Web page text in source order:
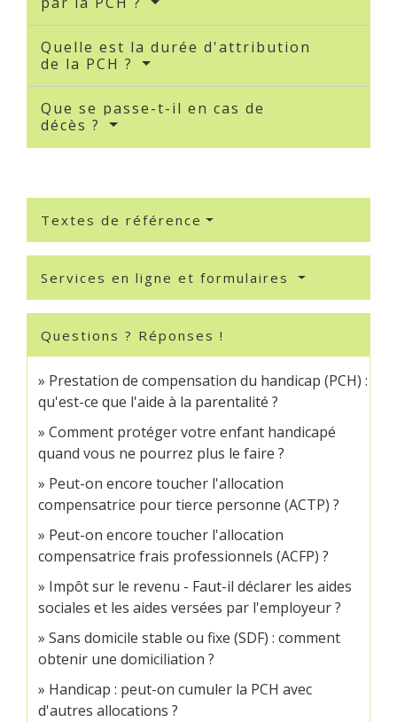
Quelle est la durée d'attribution
de la PCH ?
Que se passe-t-il en cas de
décès ?
Textes de référence
Services en ligne et formulaires
Questions ? Réponses !
Prestation de compensation du handicap (PCH) :
qu'est-ce que l'aide à la parentalité ?
Comment protéger votre enfant handicapé
quand vous ne pourrez plus le faire ?
Peut-on encore toucher l'allocation
compensatrice pour tierce personne (ACTP) ?
Peut-on encore toucher l'allocation
compensatrice frais professionnels (ACFP) ?
Impôt sur le revenu - Faut-il déclarer les aides
sociales et les aides versées par l'employeur ?
Sans domicile stable ou fixe (SDF) : comment
obtenir une domiciliation ?
Handicap : peut-on cumuler la PCH avec
d'autres allocations ?